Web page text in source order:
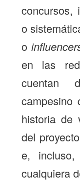
concursos,
o
o
en las
cuentan
historia de
del
e,
cualquiera